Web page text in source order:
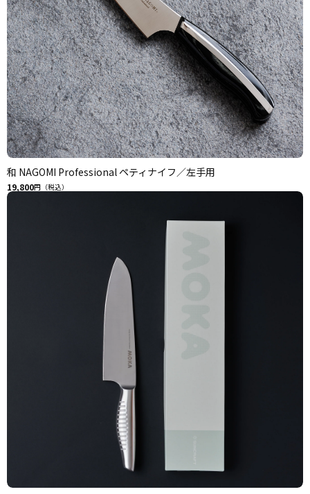
和 NAGOMI Professional ペティナイフ／左手用
19,800円（税込）